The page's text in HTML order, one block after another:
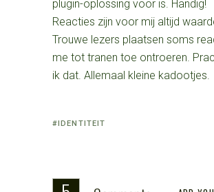
plugin-oplossing voor is. Handig!
Reacties zijn voor mij altijd
Trouwe lezers plaatsen soms
me tot tranen toe ontroeren.
ik dat. Allemaal kleine kadootjes.
Tagged
IDENTITEIT